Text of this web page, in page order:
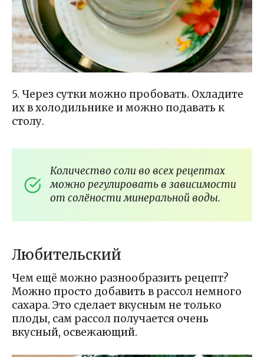
5. Через сутки можно пробовать. Охладите
их в холодильнике и можно подавать к
столу.
Количество соли во всех рецептах
можно регулировать в зависимости
от солёности минеральной воды.
Любительский
Чем ещё можно разнообразить рецепт?
Можно просто добавить в рассол немного
сахара. Это сделает вкусным не только
плоды, сам рассол получается очень
вкусный, освежающий.